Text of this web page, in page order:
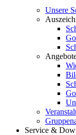
Unsere
Service &